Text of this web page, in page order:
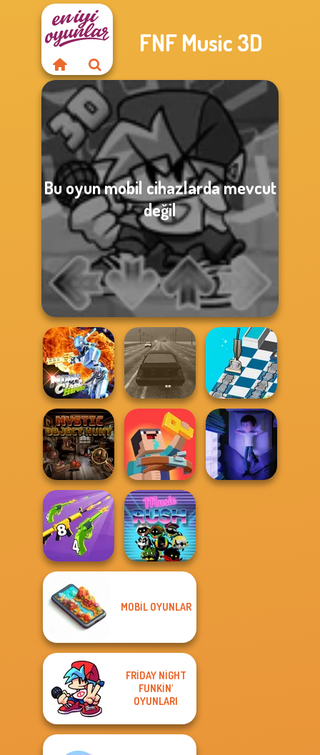
FNF Music 3D
Bu oyun mobil cihazlarda mevcut
değil
Moon Clash
Heroes
Highway Traffic
Dusty Maze
Hunter
Mystic Object
Hunt
Noob: Zombie
Prison Escape
Merge 2048 Gun
Rush
MOBIL OYUNLAR
FRIDAY NIGHT
FUNKIN'
OYUNLARI